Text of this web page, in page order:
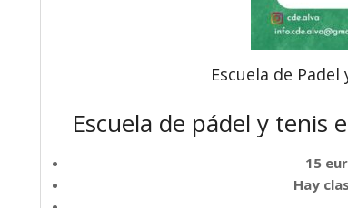
Escuela de
Escuela de pádel y
15
Hay